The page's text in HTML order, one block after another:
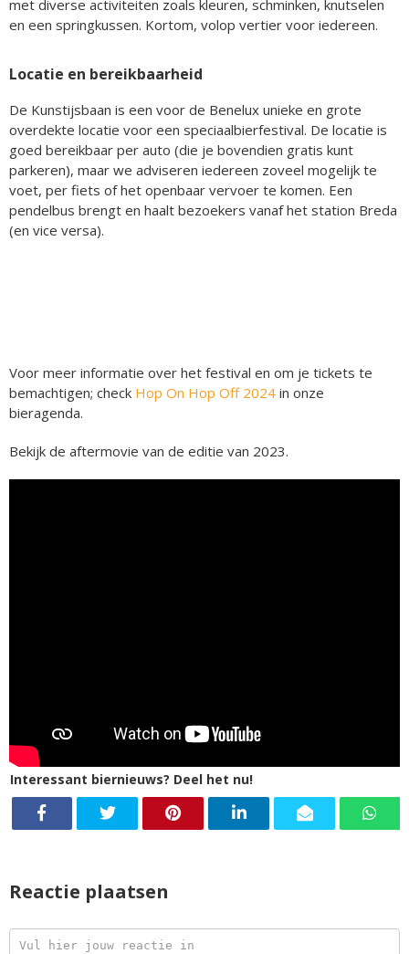
met diverse activiteiten zoals kleuren, schminken, knutselen
en een springkussen. Kortom, volop vertier voor iedereen.
Locatie en bereikbaarheid
De Kunstijsbaan is een voor de Benelux unieke en grote
overdekte locatie voor een speciaalbierfestival. De locatie is
goed bereikbaar per auto (die je bovendien gratis kunt
parkeren), maar we adviseren iedereen zoveel mogelijk te
voet, per fiets of het openbaar vervoer te komen. Een
pendelbus brengt en haalt bezoekers vanaf het station Breda
(en vice versa).
Voor meer informatie over het festival en om je tickets te
bemachtigen; check Hop On Hop Off 2024 in onze
bieragenda.
Bekijk de aftermovie van de editie van 2023.
Interessant biernieuws? Deel het nu!
Reactie plaatsen